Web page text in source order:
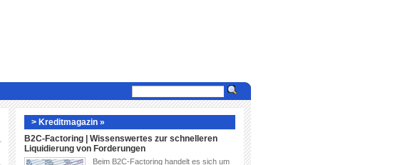
> Kreditmagazin »
B2C-Factoring | Wissenswertes zur schnelleren
Liquidierung von Forderungen
Beim B2C-Factoring handelt es sich um